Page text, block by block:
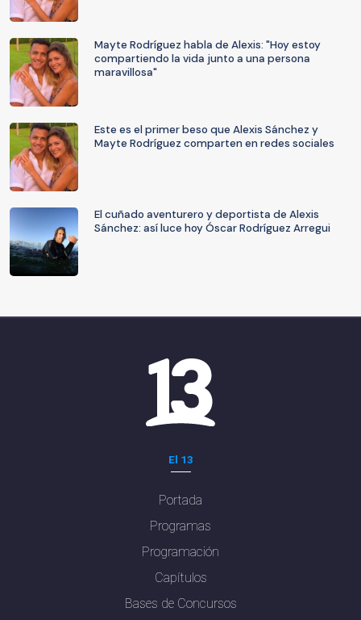
Mayte Rodríguez habla de Alexis: "Hoy estoy
compartiendo la vida junto a una persona
maravillosa"
Este es el primer beso que Alexis Sánchez y
Mayte Rodríguez comparten en redes sociales
El cuñado aventurero y deportista de Alexis
Sánchez: así luce hoy Óscar Rodríguez Arregui
El 13
Portada
Programas
Programación
Capítulos
Bases de Concursos